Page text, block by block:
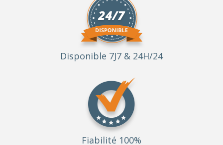
Disponible 7J7 & 24H/24
Fiabilité 100%